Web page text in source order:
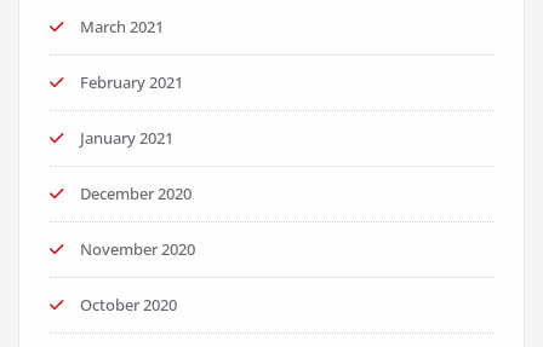
March 2021
February 2021
January 2021
December 2020
November 2020
October 2020